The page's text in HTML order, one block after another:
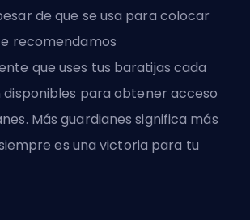
de que se usa para colocar
recomendamos
que uses tus baratijas cada
disponibles para obtener acceso
Más guardianes significa más
es una victoria para tu